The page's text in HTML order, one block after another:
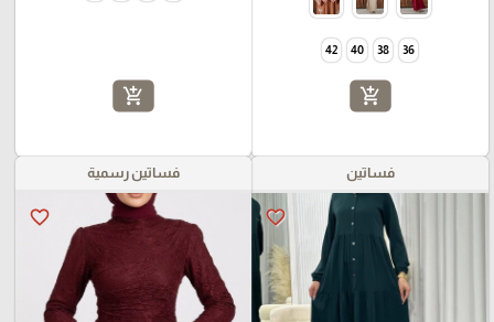
36
38
40
42
add_shopping_cart
add_shopping_cart
فساتين
favorite_border
فساتين رسمية
favorite_border